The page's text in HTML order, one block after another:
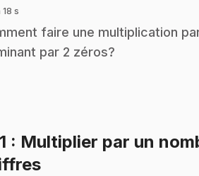
18 s
faire une multiplication
par 2 zéros?
: Multiplier par un
.